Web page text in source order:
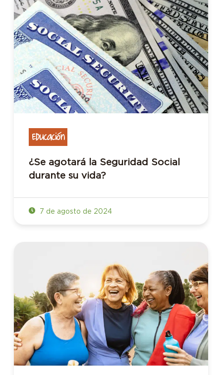
Educación
¿Se agotará la Seguridad Social
durante su vida?
7 de agosto de 2024